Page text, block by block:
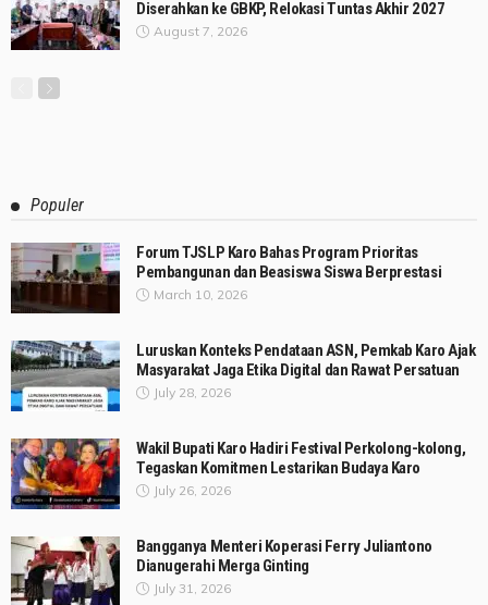
Diserahkan ke GBKP, Relokasi Tuntas Akhir 2027
August 7, 2026
Populer
Forum TJSLP Karo Bahas Program Prioritas
Pembangunan dan Beasiswa Siswa Berprestasi
March 10, 2026
Luruskan Konteks Pendataan ASN, Pemkab Karo Ajak
Masyarakat Jaga Etika Digital dan Rawat Persatuan
July 28, 2026
Wakil Bupati Karo Hadiri Festival Perkolong-kolong,
Tegaskan Komitmen Lestarikan Budaya Karo
July 26, 2026
Bangganya Menteri Koperasi Ferry Juliantono
Dianugerahi Merga Ginting
July 31, 2026